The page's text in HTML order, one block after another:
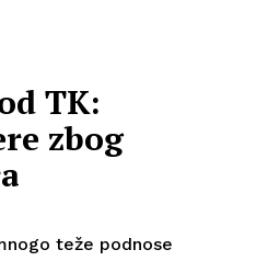
TK:
zbog
teže podnose